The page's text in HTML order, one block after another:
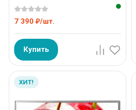
7 390 ₽/шт.
Купить
ХИТ!